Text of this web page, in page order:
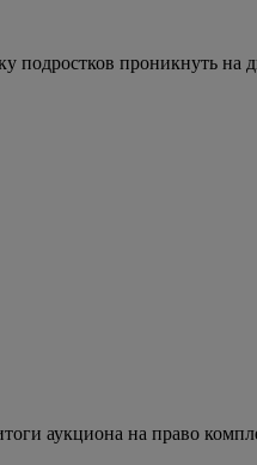
подростков проникнуть на
аукциона на право